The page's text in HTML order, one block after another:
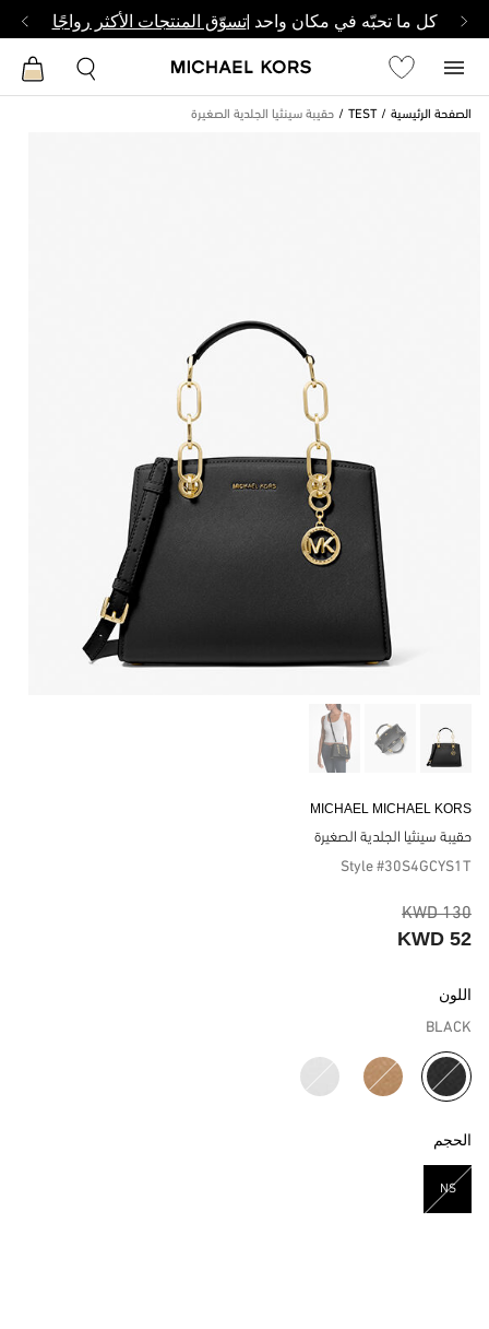
كل ما تحبّه في مكان واحد |تسوّق المنتجات الأكثر رواجًا
الصفحة الرئيسية TEST حقيبة سينثيا الجلدية الصغيرة
MICHAEL MICHAEL KORS
حقيبة سينثيا الجلدية الصغيرة
Style #30S4GCYS1T
130 KWD
52 KWD
اللون
BLACK
مختار
الحجم
NS
مختار